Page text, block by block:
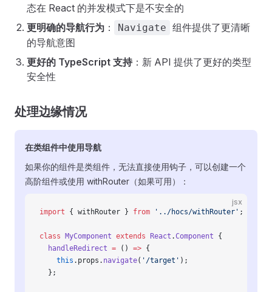
态在 React 的并发模式下是不安全的
更明确的导航行为 ： Navigate 组件提供了更清晰
的导航意图
更好的 TypeScript 支持：新 API 提供了更好的类型
安全性
处理边缘情况
在类组件中使用导航
如果你的组件是类组件，无法直接使用钩子，可以创建一个
高阶组件或使用 withRouter（如果可用）：
jsx
import { withRouter } from '../hocs/withRouter' ;
class MyComponent extends React .Component {
  handleRedirect
= () => {
    this
.props. navigate( '/target' );
  };